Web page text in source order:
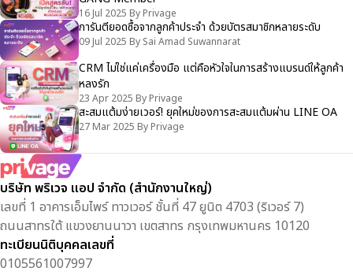
16 Jul 2025 By Privage
การันตียอดซื้อจากลูกค้าประจำ ด้วยบัตรสมาชิกหลายระดับ
09 Jul 2025 By Sai Amad Suwannarat
CRM ไม่ใช่แค่เครื่องมือ แต่คือหัวใจในการสร้างแบรนด์ให้ลูกค้า
หลงรัก
23 Apr 2025 By Privage
สะสมแต้มง่ายเวอร์! ยุคใหม่ของการสะสมแต้มผ่าน LINE OA
27 Mar 2025 By Privage
บริษัท พริเวจ แอป จำกัด (สำนักงานใหญ่)
เลขที่ 1 อาคารเอ็มไพร์ ทาวเวอร์ ชั้นที่ 47 ยูนิต 4703 (ริเวอร์ 7)
ถนนสาทรใต้ แขวงยานนาวา เขตสาทร กรุงเทพมหานคร 10120
ทะเบียนนิติบุคคลเลขที่
0105561007997